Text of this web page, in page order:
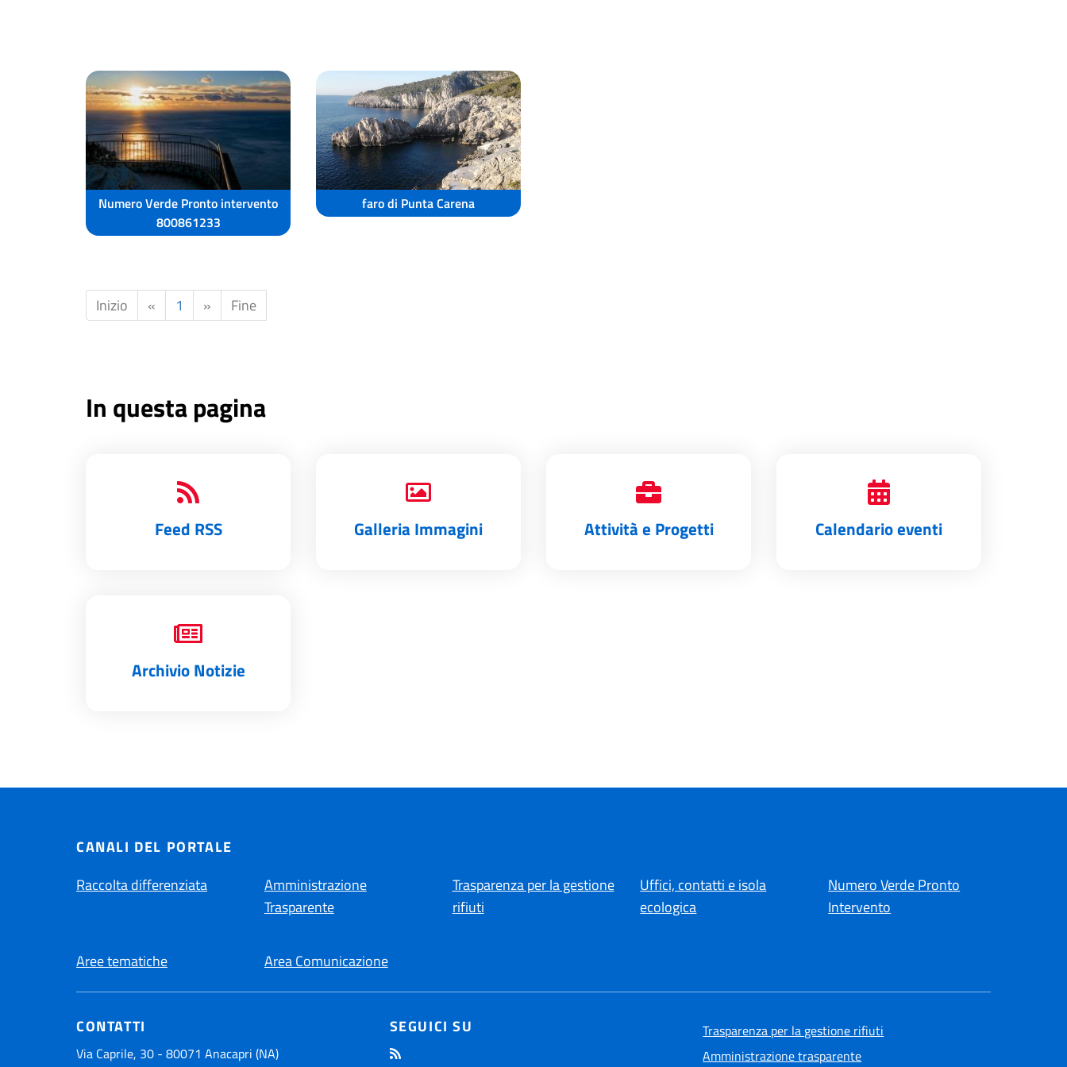
Numero Verde Pronto intervento
800861233
faro di Punta Carena
Inizio « 1 » Fine
In questa pagina
Feed RSS Galleria Immagini Attività e Progetti Calendario eventi
Archivio Notizie
CANALI DEL PORTALE
Raccolta differenziata
Amministrazione
Trasparente
Trasparenza per la gestione
rifiuti
Uffici, contatti e isola
ecologica
Numero Verde Pronto
Intervento
Aree tematiche Area Comunicazione
CONTATTI
Via Caprile, 30 - 80071 Anacapri (NA)
SEGUICI SU
Trasparenza per la gestione rifiuti
Amministrazione trasparente